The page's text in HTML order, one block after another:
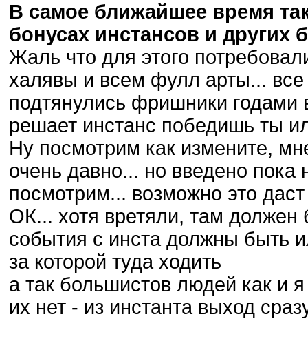
В самое ближайшее время
бонусах инстансов и других
Жаль что для этого
халявы и всем фулл арты...
подтянулись фришники годами
решает инстанс победишь ты
Ну посмотрим как измените,
очень давно... но введено
посмотрим... возможно это
ОК... хотя вретяли, там должен
события с инста должны
за которой туда ходить
а так большистов людей как и
их нет - из инстанта выход